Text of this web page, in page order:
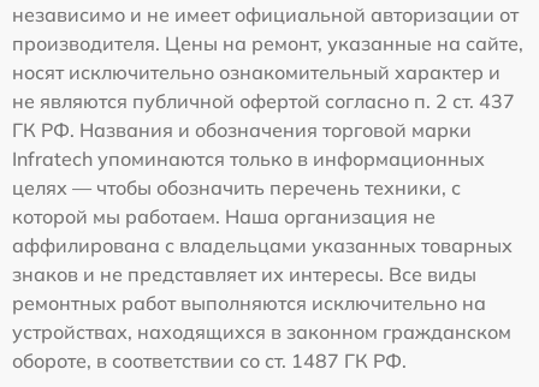
независимо и не имеет официальной авторизации от
производителя. Цены на ремонт, указанные на сайте,
носят исключительно ознакомительный характер и
не являются публичной офертой согласно п. 2 ст. 437
ГК РФ. Названия и обозначения торговой марки
Infratech упоминаются только в информационных
целях — чтобы обозначить перечень техники, с
которой мы работаем. Наша организация не
аффилирована с владельцами указанных товарных
знаков и не представляет их интересы. Все виды
ремонтных работ выполняются исключительно на
устройствах, находящихся в законном гражданском
обороте, в соответствии со ст. 1487 ГК РФ.